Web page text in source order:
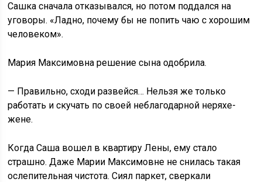
Сашка сначала отказывался, но потом поддался на
уговоры. «Ладно, почему бы не попить чаю с хорошим
человеком».
Мария Максимовна решение сына одобрила.
— Правильно, сходи развейся… Нельзя же только
работать и скучать по своей неблагодарной неряхе-
жене.
Когда Саша вошел в квартиру Лены, ему стало
страшно. Даже Марии Максимовне не снилась такая
ослепительная чистота. Сиял паркет, сверкали